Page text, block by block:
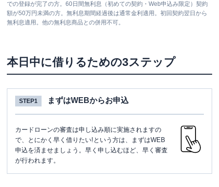
での登録が完了の方。60日間無利息（初めての契約・Web申込み限定）契約
額が50万円未満の方。無利息期間経過後は通常金利適用。初回契約翌日から
無利息適用。他の無利息商品との併用不可。
本日中に借りるための3ステップ
STEP1 まずはWEBからお申込
カードローンの審査は申し込み順に実施されますの
で、とにかく早く借りたい!という方は、まずはWEB
申込を済ませましょう。早く申し込むほど、早く審査
が行われます。